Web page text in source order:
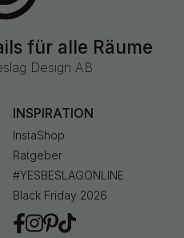
für alle Räume
Design AB
INSPIRATION
InstaShop
Ratgeber
#YESBESLAGONLINE
Black Friday 2026